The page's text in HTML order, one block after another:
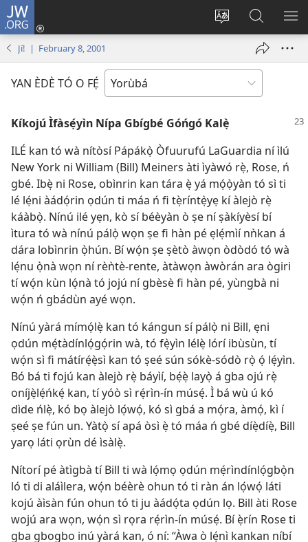
JW.ORG
Yí
pa
Wọlé
(opens
Wa
JW.ORG
Jí! | February 8, 2001
YAN ÈDÈ TÓ O FẸ́
Kíkojú Ìfàsẹ́yìn Nípa Gbígbé Góńgó Kalẹ̀
ILÉ kan tó wà nítòsí Pápákọ̀ Òfuurufú LaGuardia ní ìlú
New York ni William (Bill) Meiners àti ìyàwó rẹ̀, Rose, ń
gbé. Ibẹ̀ ni Rose, obìnrin kan tára ẹ̀ yá mọ́ọ̀yàn tó sì ti
lé lẹ́ni àádọ́rin ọdún ti máa ń fi tẹ̀ríntẹ̀yẹ kí àlejò rẹ̀
káàbọ̀. Nínú ilé yẹn, kò sí béèyàn ò ṣe ní ṣàkíyèsí bí
ìtura tó wà nínú pálọ̀ wọn ṣe fi hàn pé ẹlẹ́mìí nǹkan á
dára lobìnrin ọ̀hún. Bí wọ́n ṣe ṣètò àwọn òdòdó tó wà
lẹ́nu ọ̀nà wọn ní rèǹtè-rente, àtàwọn àwòrán ara ògiri
tí wọ́n kùn lọ́nà tó jojú ní gbèsè fi hàn pé, yùngbà ni
wọ́n ń gbádùn ayé wọn.
Nínú yàrá mímọ́lẹ̀ kan tó kángun sí pálọ̀ ni Bill, ẹni
ọdún mẹ́tàdínlọ́gọ́rin wà, tó fẹ̀yìn lélẹ̀ lórí ibùsùn, tí
wọ́n sì fi mátírẹ́ẹ̀sì kan tó ṣeé sún sókè-sódò rọ̀ ọ́ lẹ́yìn.
Bó bá ti fojú kan àlejò rẹ̀ báyìí, bẹ́ẹ̀ layọ̀ á gba ojú rẹ̀
oníjẹ̀lẹ́ńkẹ́ kan, tí yóò sì rẹ́rìn-ín músẹ́. Ì bá wù ú kó
dìde ńlẹ̀, kó bọ àlejò lọ́wọ́, kó sì gbá a mọ́ra, àmọ́, kì í
ṣeé ṣe fún un. Yàtọ̀ sí apá òsì ẹ̀ tó máa ń gbé díẹ̀díẹ̀, Bill
yarọ láti ọrùn dé ìsàlẹ̀.
Nítorí pé àtìgbà tí Bill ti wà lọ́mọ ọdún mẹ́rìndínlọ́gbọ̀n
ló ti di aláìlera, wọ́n béèrè ohun tó ti ràn án lọ́wọ́ láti
kojú àìsàn fún ohun tó ti ju àádọ́ta ọdún lọ. Bill àti Rose
wojú ara wọn, wọ́n sì rọra rẹ́rìn-ín músẹ́. Bí ẹ̀rín Rose ti
gba gbogbo inú yàrá kan, ó ní: “Àwa ò lẹ́nì kankan níbí